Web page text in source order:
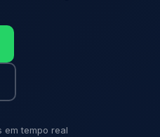
em tempo real